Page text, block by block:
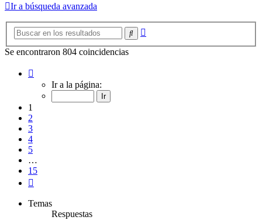
Ir a búsqueda avanzada
Buscar
Se encontraron 804 coincidencias
Ir a la página:
1
2
3
4
5
…
15
Temas
Respuestas